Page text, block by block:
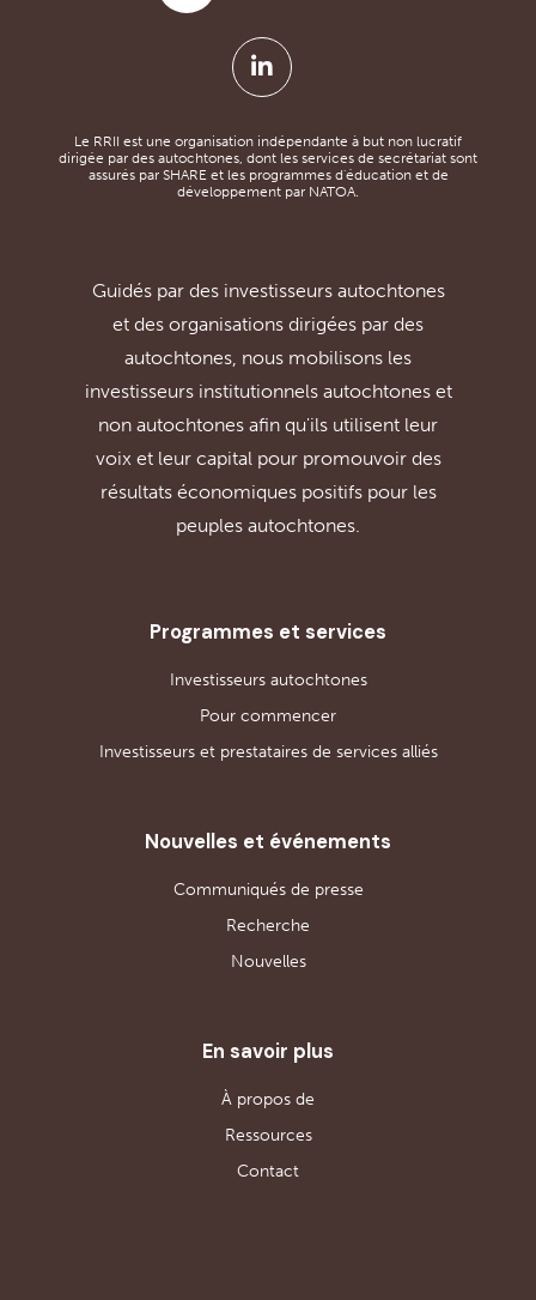
Le RRII est une organisation indépendante à but non lucratif
dirigée par des autochtones, dont les services de secrétariat sont
assurés par SHARE et les programmes d'éducation et de
développement par NATOA.
Guidés par des investisseurs autochtones
et des organisations dirigées par des
autochtones, nous mobilisons les
investisseurs institutionnels autochtones et
non autochtones afin qu'ils utilisent leur
voix et leur capital pour promouvoir des
résultats économiques positifs pour les
peuples autochtones.
Programmes et services
Investisseurs autochtones
Pour commencer
Investisseurs et prestataires de services alliés
Nouvelles et événements
Communiqués de presse
Recherche
Nouvelles
En savoir plus
À propos de
Ressources
Contact